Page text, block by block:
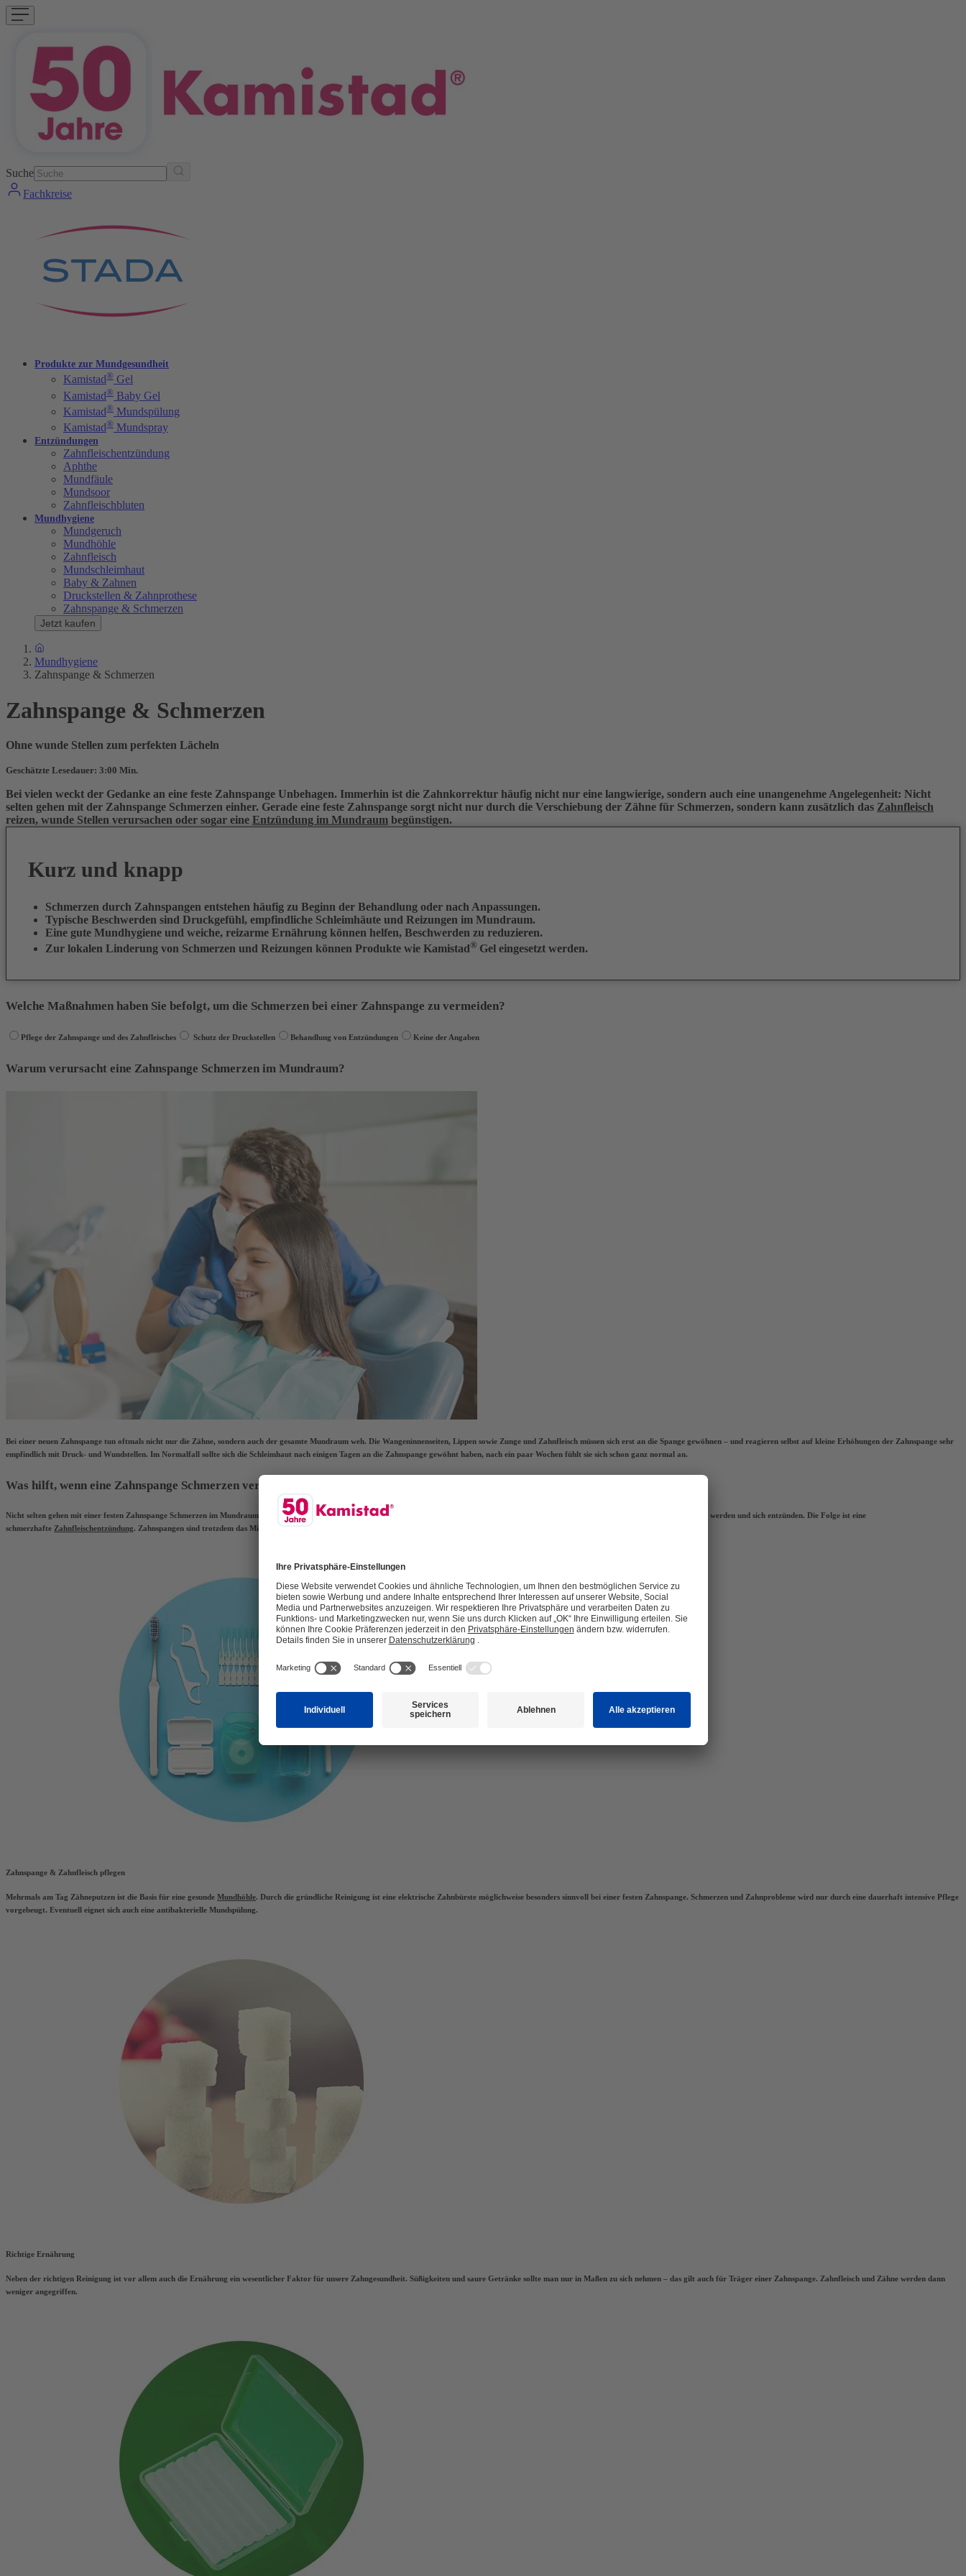
Suche
Fachkreise
Produkte zur Mundgesundheit
Kamistad® Gel
Kamistad® Baby Gel
Kamistad® Mundspülung
Kamistad® Mundspray
Entzündungen
Zahnfleischentzündung
Aphthe
Mundfäule
Mundsoor
Zahnfleischbluten
Mundhygiene
Mundgeruch
Mundhöhle
Zahnfleisch
Mundschleimhaut
Baby & Zahnen
Druckstellen & Zahnprothese
Zahnspange & Schmerzen
Jetzt kaufen
Mundhygiene
Zahnspange & Schmerzen
Zahnspange & Schmerzen
Ohne wunde Stellen zum perfekten Lächeln
Geschätzte Lesedauer: 3:00 Min.
Bei vielen weckt der Gedanke an eine feste Zahnspange Unbehagen. Immerhin ist die Zahnkorrektur häufig nicht nur eine langwierige, sondern auch eine unangenehme Angelegenheit: Nicht
selten gehen mit der Zahnspange Schmerzen einher. Gerade eine feste Zahnspange sorgt nicht nur durch die Verschiebung der Zähne für Schmerzen, sondern kann zusätzlich das Zahnfleisch
reizen, wunde Stellen verursachen oder sogar eine Entzündung im Mundraum begünstigen.
Kurz und knapp
Schmerzen durch Zahnspangen entstehen häufig zu Beginn der Behandlung oder nach Anpassungen.
Typische Beschwerden sind Druckgefühl, empfindliche Schleimhäute und Reizungen im Mundraum.
Eine gute Mundhygiene und weiche, reizarme Ernährung können helfen, Beschwerden zu reduzieren.
Zur lokalen Linderung von Schmerzen und Reizungen können Produkte wie Kamistad® Gel eingesetzt werden.
Welche Maßnahmen haben Sie befolgt, um die Schmerzen bei einer Zahnspange zu vermeiden?
Pflege der Zahnspange und des Zahnfleisches Schutz der Druckstellen Behandlung von Entzündungen Keine der Angaben
Warum verursacht eine Zahnspange Schmerzen im Mundraum?
Bei einer neuen Zahnspange tun oftmals nicht nur die Zähne, sondern auch der gesamte Mundraum weh. Die Wangeninnenseiten, Lippen sowie Zunge und Zahnfleisch müssen sich erst an die Spange gewöhnen – und reagieren selbst auf kleine Erhöhungen der Zahnspange sehr
empfindlich mit Druck- und Wundstellen. Im Normalfall sollte sich die Schleimhaut nach einigen Tagen an die Zahnspange gewöhnt haben, nach ein paar Wochen fühlt sie sich schon ganz normal an.
Was hilft, wenn eine Zahnspange Schmerzen verursacht?
Nicht selten gehen mit einer festen Zahnspange Schmerzen im Mundraum einher. Sie können an derMundschleimhaut
regelrecht scheuern und Druckstellen verursachen. Auch das Zahnfleisch kann gereizt werden und sich entzünden. Die Folge ist eine
schmerzhafte Zahnfleischentzündung. Zahnspangen sind trotzdem das Mittel der Wahl, wenn es um ein schönes Lächeln geht. Mit einigen Tipps können Sie diese Schmerzen der Zahnspange umgehen:
Zahnspange & Zahnfleisch pflegen
Mehrmals am Tag Zähneputzen ist die Basis für eine gesunde Mundhöhle. Durch die gründliche Reinigung ist eine elektrische Zahnbürste möglichweise besonders sinnvoll bei einer festen Zahnspange. Schmerzen und Zahnprobleme wird nur durch eine dauerhaft intensive Pflege
vorgebeugt. Eventuell eignet sich auch eine antibakterielle Mundspülung.
Richtige Ernährung
Neben der richtigen Reinigung ist vor allem auch die Ernährung ein wesentlicher Faktor für unsere Zahngesundheit. Süßigkeiten und saure Getränke sollte man nur in Maßen zu sich nehmen – das gilt auch für Träger einer Zahnspange. Zahnfleisch und Zähne werden dann
weniger angegriffen.